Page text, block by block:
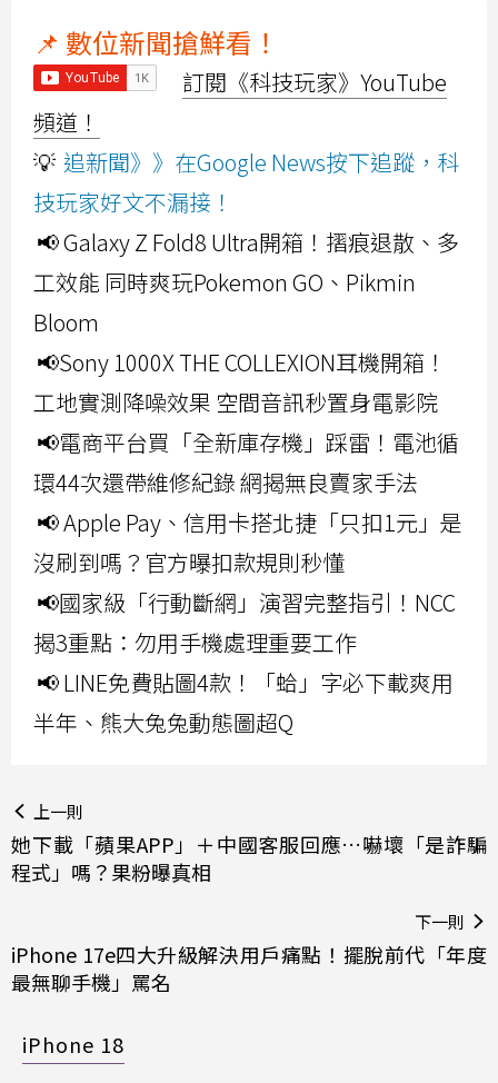
📌 數位新聞搶鮮看！
訂閱《科技玩家》YouTube
頻道！
💡 追新聞》》在Google News按下追蹤，科
技玩家好文不漏接！
📢 Galaxy Z Fold8 Ultra開箱！摺痕退散、多
工效能 同時爽玩Pokemon GO、Pikmin
Bloom
📢Sony 1000X THE COLLEXION耳機開箱！
工地實測降噪效果 空間音訊秒置身電影院
📢電商平台買「全新庫存機」踩雷！電池循
環44次還帶維修紀錄 網揭無良賣家手法
📢 Apple Pay、信用卡搭北捷「只扣1元」是
沒刷到嗎？官方曝扣款規則秒懂
📢國家級「行動斷網」演習完整指引！NCC
揭3重點：勿用手機處理重要工作
📢 LINE免費貼圖4款！「蛤」字必下載爽用
半年、熊大兔兔動態圖超Q
上一則
她下載「蘋果APP」＋中國客服回應…嚇壞「是詐騙
程式」嗎？果粉曝真相
下一則
iPhone 17e四大升級解決用戶痛點！擺脫前代「年度
最無聊手機」罵名
iPhone 18